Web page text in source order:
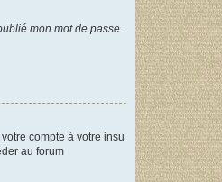
mon mot de passe.
compte à votre insu
au forum